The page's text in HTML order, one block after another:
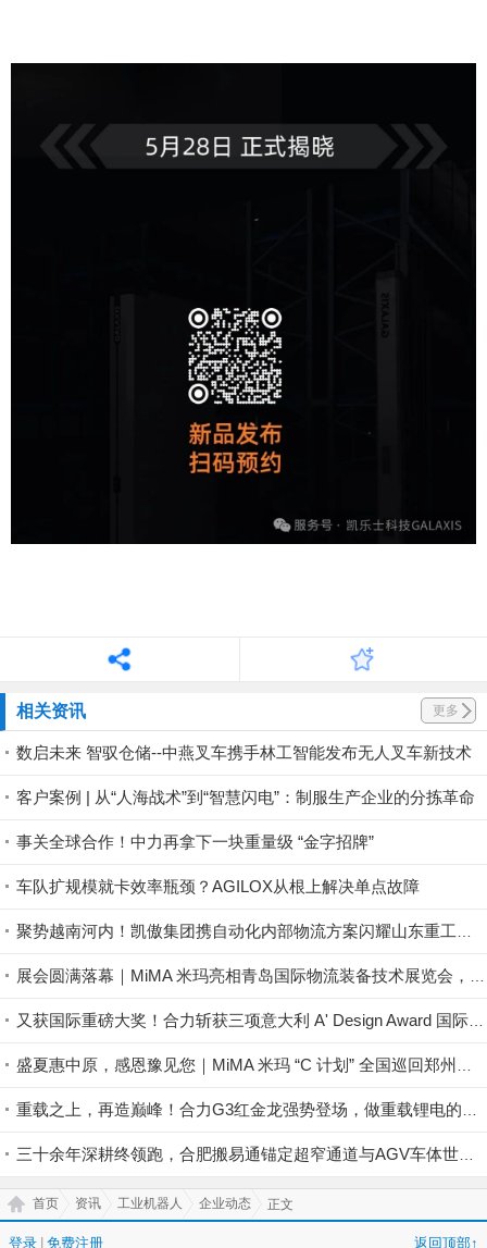
相关资讯 更多
数启未来 智驭仓储--中燕叉车携手林工智能发布无人叉车新技术
客户案例 | 从“人海战术”到“智慧闪电”：制服生产企业的分拣革命
事关全球合作！中力再拿下一块重量级 “金字招牌”
车队扩规模就卡效率瓶颈？AGILOX从根上解决单点故障
首页 资讯 工业机器人 企业动态 正文
登录 | 免费注册 返回顶部↑